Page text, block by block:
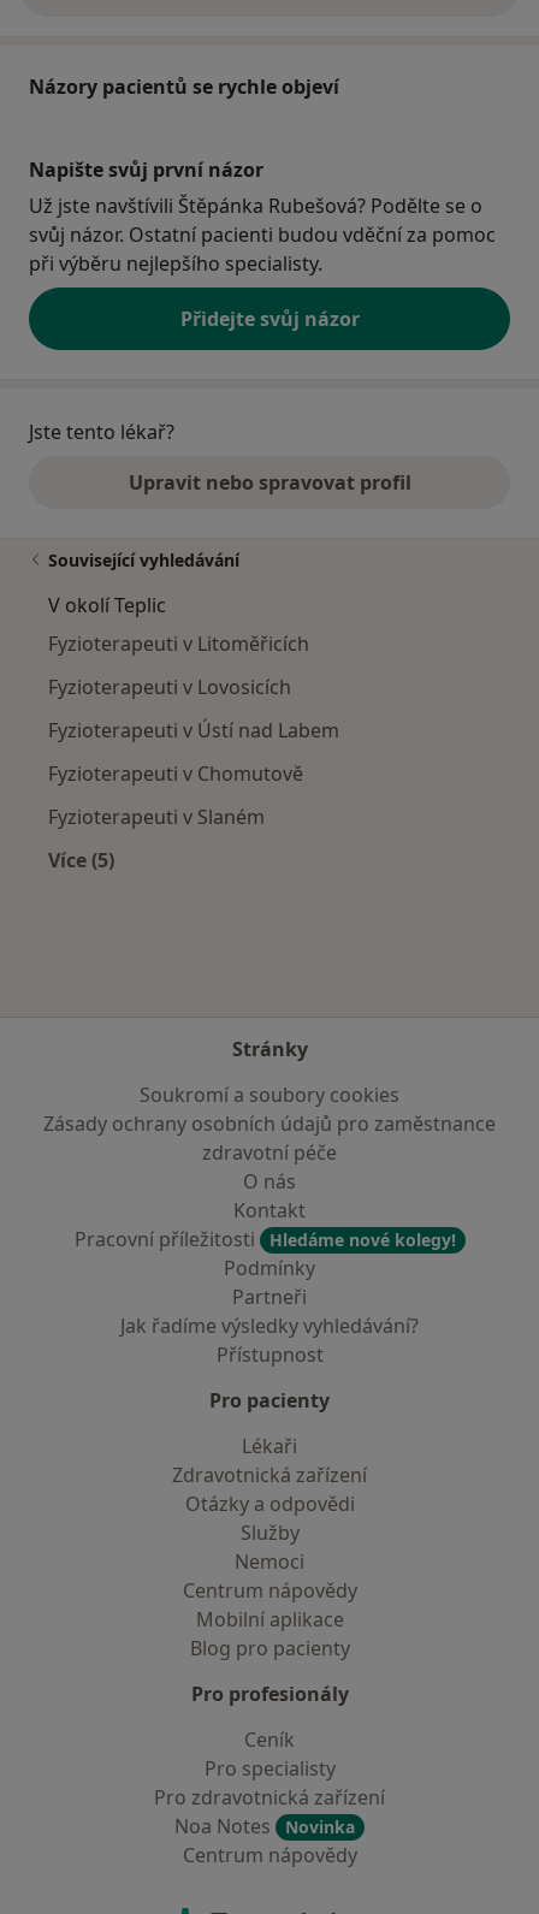
Názory pacientů se rychle objeví
Napište svůj první názor
Už jste navštívili Štěpánka Rubešová? Podělte se o
svůj názor. Ostatní pacienti budou vděční za pomoc
při výběru nejlepšího specialisty.
Přidejte svůj názor
Jste tento lékař?
Upravit nebo spravovat profil
Související vyhledávání
V okolí Teplic
Fyzioterapeuti v Litoměřicích
Fyzioterapeuti v Lovosicích
Fyzioterapeuti v Ústí nad Labem
Fyzioterapeuti v Chomutově
Fyzioterapeuti v Slaném
Více (5)
Stránky
Soukromí a soubory cookies
Zásady ochrany osobních údajů pro zaměstnance
zdravotní péče
O nás
Kontakt
Pracovní příležitosti
Hledáme nové kolegy!
Podmínky
Partneři
Jak řadíme výsledky vyhledávání?
Přístupnost
Pro pacienty
Lékaři
Zdravotnická zařízení
Otázky a odpovědi
Služby
Nemoci
Centrum nápovědy
Mobilní aplikace
Blog pro pacienty
Pro profesionály
Ceník
Pro specialisty
Pro zdravotnická zařízení
Noa Notes
Novinka
Centrum nápovědy